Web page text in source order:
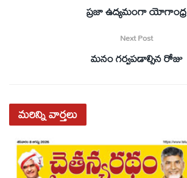
ప్రజా ఉద్యమంగా యోగాంధ్ర
Next Post
మనం గర్వపడాల్సిన రోజు
మరిన్నివార్తలు